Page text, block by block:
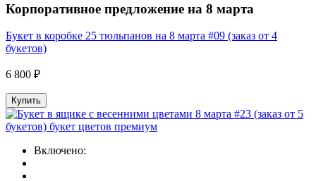
Корпоративное предложение на 8 марта
Букет в коробке 25 тюльпанов на 8 марта #09 (заказ от 4
букетов)
6 800 ₽
Купить
Включено: